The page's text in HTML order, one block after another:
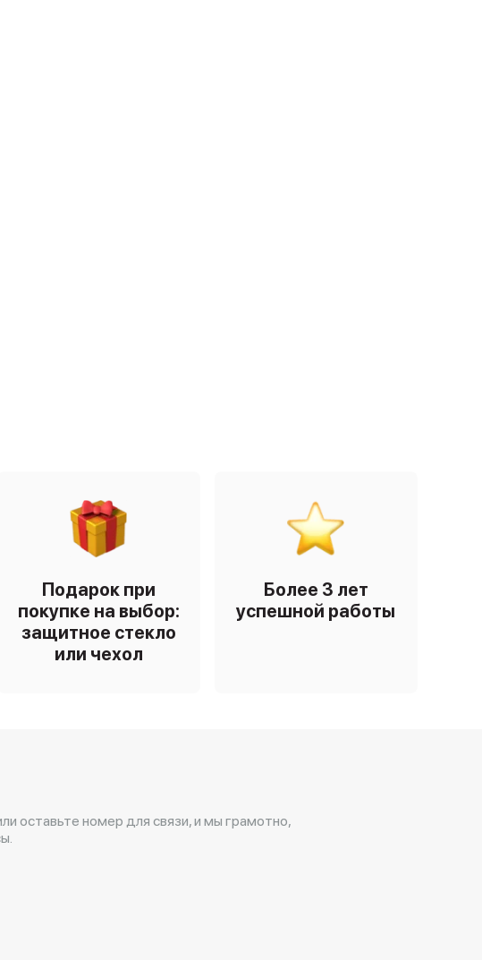
Подарок при
покупке на выбор:
защитное стекло
или чехол
Более 3 лет
успешной работы
оставьте номер для связи, и мы грамотно,